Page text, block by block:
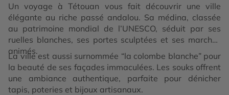
Un voyage à Tétouan vous fait découvrir une ville
élégante au riche passé andalou. Sa médina, classée
au patrimoine mondial de l’UNESCO, séduit par ses
ruelles blanches, ses portes sculptées et ses marchés
animés.
La ville est aussi surnommée “la colombe blanche” pour
la beauté de ses façades immaculées. Les souks offrent
une ambiance authentique, parfaite pour dénicher
tapis, poteries et bijoux artisanaux.